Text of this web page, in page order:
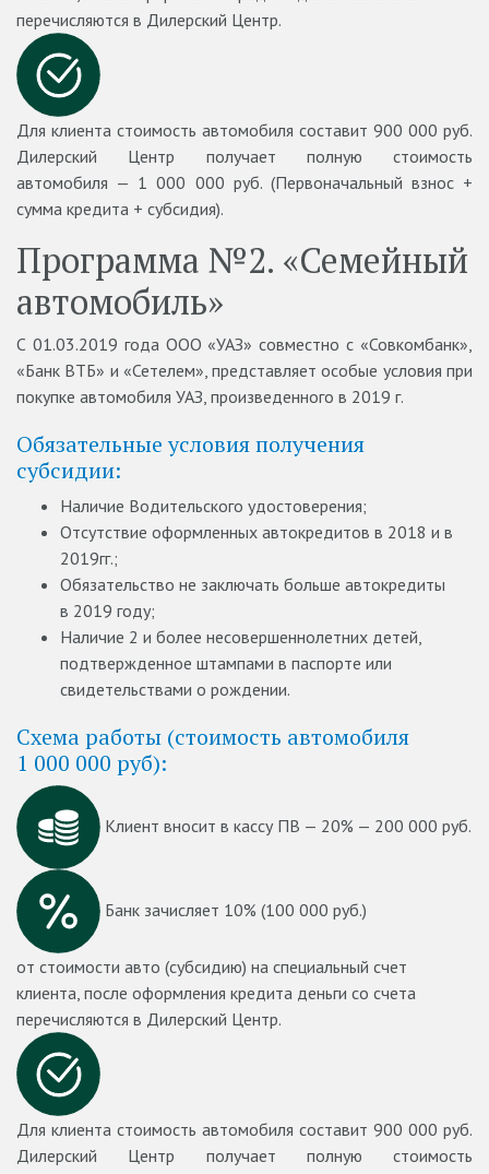
перечисляются в Дилерский Центр.
Для клиента стоимость автомобиля составит 900 000 руб.
Дилерский Центр получает полную стоимость
автомобиля — 1 000 000 руб. (Первоначальный взнос +
сумма кредита + субсидия).
Программа №2. «Семейный
автомобиль»
С 01.03.2019 года ООО «УАЗ» совместно с «Совкомбанк»,
«Банк ВТБ» и «Сетелем», представляет особые условия при
покупке автомобиля УАЗ, произведенного в 2019 г.
Обязательные условия получения
субсидии:
Наличие Водительского удостоверения;
Отсутствие оформленных автокредитов в 2018 и в
2019гг.;
Обязательство не заключать больше автокредиты
в 2019 году;
Наличие 2 и более несовершеннолетних детей,
подтвержденное штампами в паспорте или
свидетельствами о рождении.
Схема работы (стоимость автомобиля
1 000 000 руб):
Клиент вносит в кассу ПВ — 20% — 200 000 руб.
Банк зачисляет 10% (100 000 руб.)
от стоимости авто (субсидию) на специальный счет
клиента, после оформления кредита деньги со счета
перечисляются в Дилерский Центр.
Для клиента стоимость автомобиля составит 900 000 руб.
Дилерский Центр получает полную стоимость